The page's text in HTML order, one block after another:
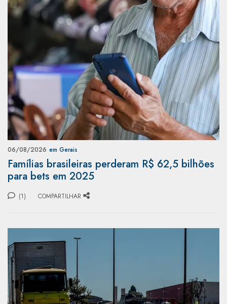
06/08/2026 em Gerais
Famílias brasileiras perderam R$ 62,5 bilhões
para bets em 2025
(1) COMPARTILHAR